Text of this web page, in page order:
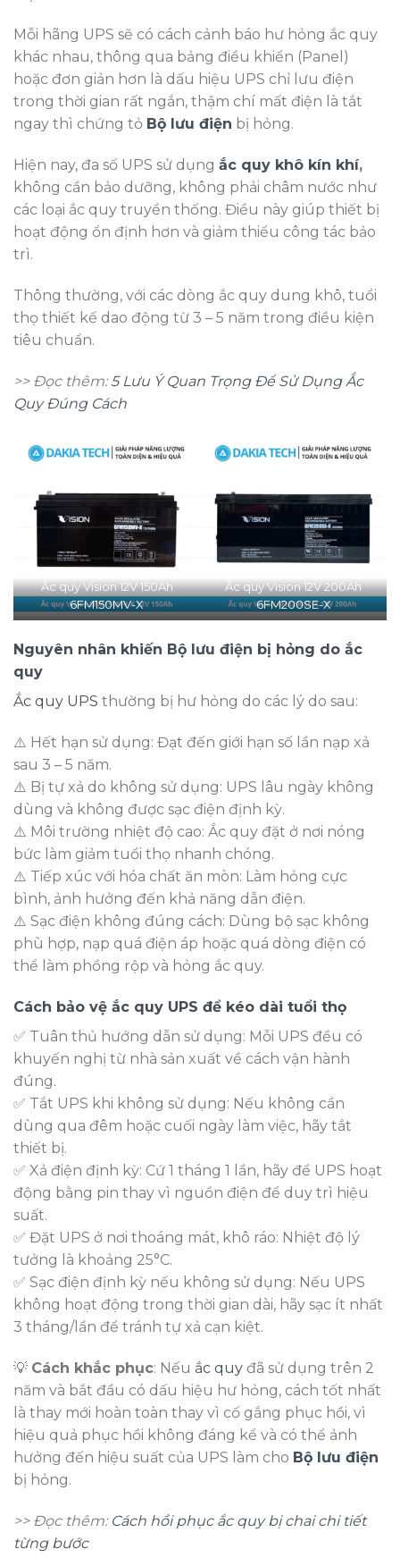
Mỗi hãng UPS sẽ có cách cảnh báo hư hỏng ắc quy
khác nhau, thông qua bảng điều khiển (Panel)
hoặc đơn giản hơn là dấu hiệu UPS chỉ lưu điện
trong thời gian rất ngắn, thậm chí mất điện là tắt
ngay thì chứng tỏ Bộ lưu điện bị hỏng.
Hiện nay, đa số UPS sử dụng ắc quy khô kín khí,
không cần bảo dưỡng, không phải châm nước như
các loại ắc quy truyền thống. Điều này giúp thiết bị
hoạt động ổn định hơn và giảm thiểu công tác bảo
trì.
Thông thường, với các dòng ắc quy dung khô, tuổi
thọ thiết kế dao động từ 3 – 5 năm trong điều kiện
tiêu chuẩn.
>> Đọc thêm:5 Lưu Ý Quan Trọng Để Sử Dụng Ắc
Quy Đúng Cách
Ắc quy Vision 12V 150Ah
6FM150MV-X
Ắc quy Vision 12V 200Ah
6FM200SE-X
Nguyên nhân khiến Bộ lưu điện bị hỏng do ắc
quy
Ắc quy UPS thường bị hư hỏng do các lý do sau:
⚠️ Hết hạn sử dụng: Đạt đến giới hạn số lần nạp xả
sau 3 – 5 năm.
⚠️ Bị tự xả do không sử dụng: UPS lâu ngày không
dùng và không được sạc điện định kỳ.
⚠️ Môi trường nhiệt độ cao: Ắc quy đặt ở nơi nóng
bức làm giảm tuổi thọ nhanh chóng.
⚠️ Tiếp xúc với hóa chất ăn mòn: Làm hỏng cực
bình, ảnh hưởng đến khả năng dẫn điện.
⚠️ Sạc điện không đúng cách: Dùng bộ sạc không
phù hợp, nạp quá điện áp hoặc quá dòng điện có
thể làm phồng rộp và hỏng ắc quy.
Cách bảo vệ ắc quy UPS để kéo dài tuổi thọ
✅ Tuân thủ hướng dẫn sử dụng: Mỗi UPS đều có
khuyến nghị từ nhà sản xuất về cách vận hành
đúng.
✅ Tắt UPS khi không sử dụng: Nếu không cần
dùng qua đêm hoặc cuối ngày làm việc, hãy tắt
thiết bị.
✅ Xả điện định kỳ: Cứ 1 tháng 1 lần, hãy để UPS hoạt
động bằng pin thay vì nguồn điện để duy trì hiệu
suất.
✅ Đặt UPS ở nơi thoáng mát, khô ráo: Nhiệt độ lý
tưởng là khoảng 25°C.
✅ Sạc điện định kỳ nếu không sử dụng: Nếu UPS
không hoạt động trong thời gian dài, hãy sạc ít nhất
3 tháng/lần để tránh tự xả cạn kiệt.
💡 Cách khắc phục: Nếu ắc quy đã sử dụng trên 2
năm và bắt đầu có dấu hiệu hư hỏng, cách tốt nhất
là thay mới hoàn toàn thay vì cố gắng phục hồi, vì
hiệu quả phục hồi không đáng kể và có thể ảnh
hưởng đến hiệu suất của UPS làm cho Bộ lưu điện
bị hỏng.
>> Đọc thêm: Cách hồi phục ắc quy bị chai chi tiết
từng bước